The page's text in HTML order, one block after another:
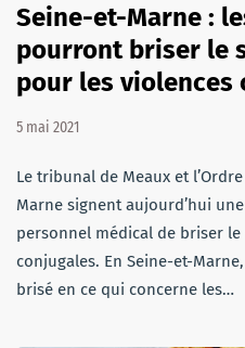
Seine-et-Marne :
pourront briser le
pour les violences
5 mai 2021
Le tribunal de Meaux et
Marne signent aujourd’hui
personnel médical de briser
conjugales. En Seine-et-
brisé en ce qui concerne les…